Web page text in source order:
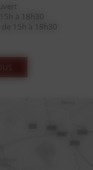
à 18h30
15h à 18h30